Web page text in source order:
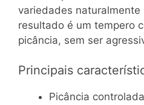
variedades naturalmente
resultado é um tempero
picância, sem ser
Principais
Picância controlada